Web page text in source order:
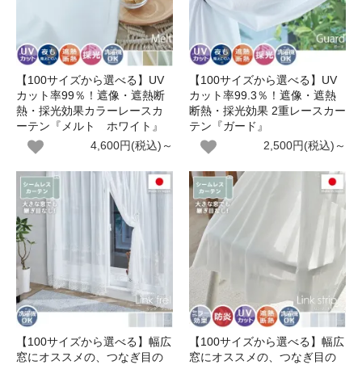
【100サイズから選べる】UV
カット率99％！遮像・遮熱断
熱・採光効果カラーレースカ
ーテン『メルト ホワイト』
4,600円(税込)～
【100サイズから選べる】UV
カット率99.3％！遮像・遮熱
断熱・採光効果 2重レースカー
テン『ガード』
2,500円(税込)～
【100サイズから選べる】幅広
窓にオススメの、つなぎ目の
【100サイズから選べる】幅広
窓にオススメの、つなぎ目の